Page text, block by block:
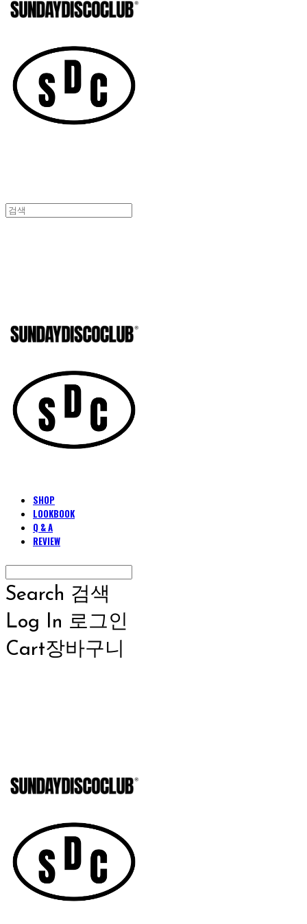
SHOP
LOOKBOOK
Q & A
REVIEW
Search 검색
Log In 로그인
Cart장바구니